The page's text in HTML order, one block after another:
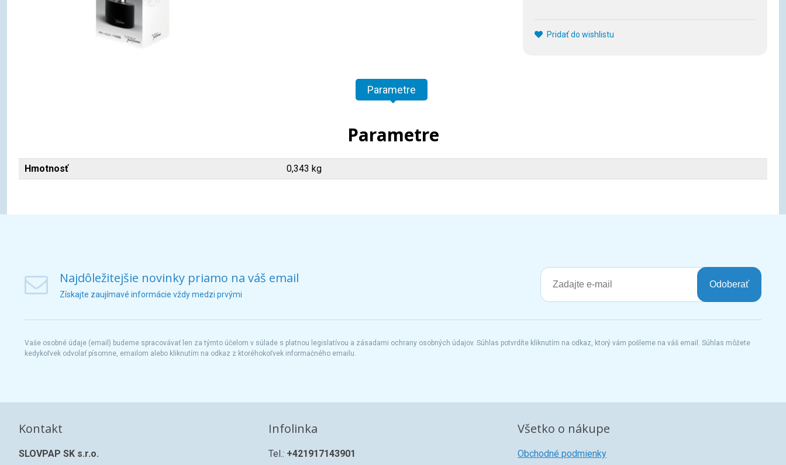
Pridať do wishlistu
Parametre
Parametre
Hmotnosť 0,343 kg
Najdôležitejšie novinky priamo na váš email
Získajte zaujímavé informácie vždy medzi prvými
Odoberať
Vaše osobné údaje (email) budeme spracovávať len za týmto účelom v súlade s platnou legislatívou a zásadami ochrany osobných údajov. Súhlas potvrdíte kliknutím na odkaz, ktorý vám pošleme na váš email. Súhlas môžete
kedykoľvek odvolať písomne, emailom alebo kliknutím na odkaz z ktoréhokoľvek informačného emailu.
Kontakt
SLOVPAP SK s.r.o.
Infolinka
Tel.: +421917143901
Všetko o nákupe
Obchodné podmienky